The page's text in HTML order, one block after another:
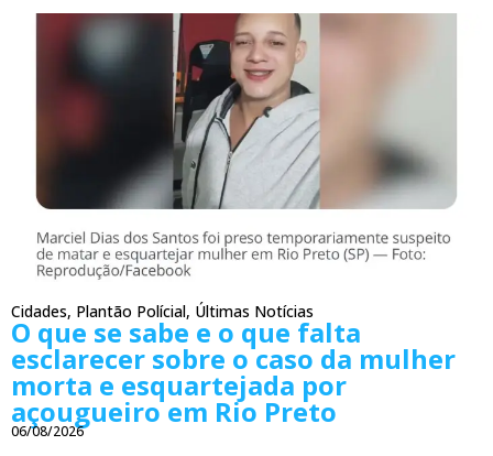
Cidades, Plantão Polícial, Últimas Notícias
O que se sabe e o que falta
esclarecer sobre o caso da mulher
morta e esquartejada por
açougueiro em Rio Preto
06/08/2026